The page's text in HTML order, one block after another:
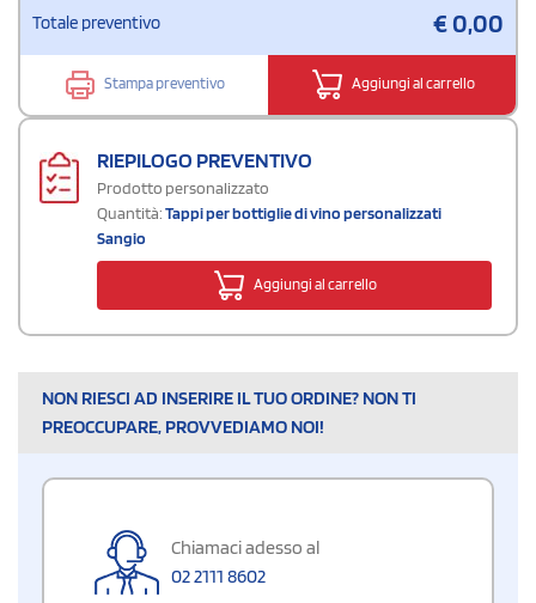
Totale preventivo €0,00
Stampa preventivo Aggiungi al carrello
RIEPILOGO PREVENTIVO
Prodotto personalizzato
Quantità:Tappi per bottiglie di vino personalizzati
Sangio
Aggiungi al carrello
NON RIESCI AD INSERIRE IL TUO ORDINE? NON TI
PREOCCUPARE, PROVVEDIAMO NOI!
Chiamaci adesso al
02 2111 8602